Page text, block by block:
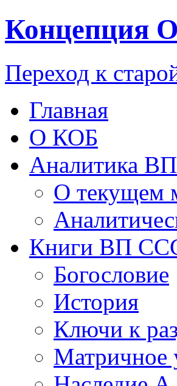
Концепция
Переход к
Главная
О КОБ
Аналитика
О текущем
Книги ВП
Богословие
История
Ключи к
Матричное